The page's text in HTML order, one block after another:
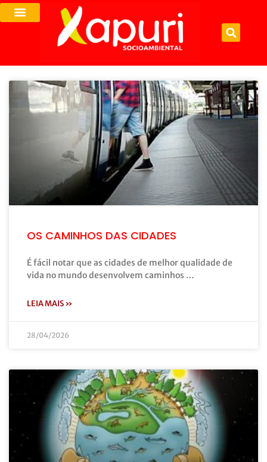
OS CAMINHOS DAS CIDADES
É fácil notar que as cidades de melhor qualidade de
vida no mundo desenvolvem caminhos …
LEIA MAIS »
28/04/2026